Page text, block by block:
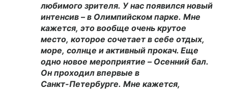
любимого зрителя. Унас появился новый
интенсив –в Олимпийском парке. Мне
кажется, это вообще очень крутое
место, которое сочетает в себе отдых,
море, солнце и активный прокач. Еще
одно новое мероприятие – Осенний бал.
Онпроходил впервые в
Санкт-Петербурге. Мне кажется,